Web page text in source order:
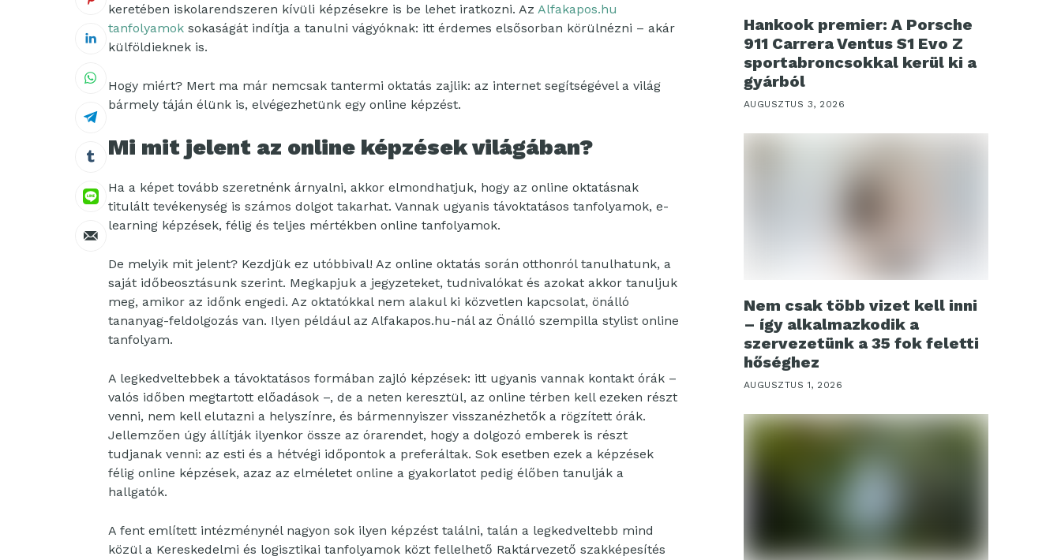
keretében iskolarendszeren kívüli képzésekre is be lehet iratkozni. Az Alfakapos.hu
tanfolyamok sokaságát indítja a tanulni vágyóknak: itt érdemes elsősorban körülnézni – akár
külföldieknek is.
Hogy miért? Mert ma már nemcsak tantermi oktatás zajlik: az internet segítségével a világ
bármely táján élünk is, elvégezhetünk egy online képzést.
Mi mit jelent az online képzések világában?
Ha a képet tovább szeretnénk árnyalni, akkor elmondhatjuk, hogy az online oktatásnak
titulált tevékenység is számos dolgot takarhat. Vannak ugyanis távoktatásos tanfolyamok, e-
learning képzések, félig és teljes mértékben online tanfolyamok.
De melyik mit jelent? Kezdjük ez utóbbival! Az online oktatás során otthonról tanulhatunk, a
saját időbeosztásunk szerint. Megkapjuk a jegyzeteket, tudnivalókat és azokat akkor tanuljuk
meg, amikor az időnk engedi. Az oktatókkal nem alakul ki közvetlen kapcsolat, önálló
tananyag-feldolgozás van. Ilyen például az Alfakapos.hu-nál az Önálló szempilla stylist online
tanfolyam.
A legkedveltebbek a távoktatásos formában zajló képzések: itt ugyanis vannak kontakt órák –
valós időben megtartott előadások –, de a neten keresztül, az online térben kell ezeken részt
venni, nem kell elutazni a helyszínre, és bármennyiszer visszanézhetők a rögzített órák.
Jellemzően úgy állítják ilyenkor össze az órarendet, hogy a dolgozó emberek is részt
tudjanak venni: az esti és a hétvégi időpontok a preferáltak. Sok esetben ezek a képzések
félig online képzések, azaz az elméletet online a gyakorlatot pedig élőben tanulják a
hallgatók.
A fent említett intézménynél nagyon sok ilyen képzést találni, talán a legkedveltebb mind
közül a Kereskedelmi és logisztikai tanfolyamok közt fellelhető Raktárvezető szakképesítés
Hankook premier: A Porsche
911 Carrera Ventus S1 Evo Z
sportabroncsokkal kerül ki a
gyárból
AUGUSZTUS 3, 2026
Nem csak több vizet kell inni
– így alkalmazkodik a
szervezetünk a 35 fok feletti
hőséghez
AUGUSZTUS 1, 2026